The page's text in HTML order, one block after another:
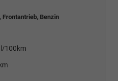
Frontantrieb, Benzin
l/100km